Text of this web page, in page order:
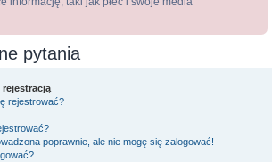
pytania
rejestrować?
poprawnie, ale nie mogę się zalogować!